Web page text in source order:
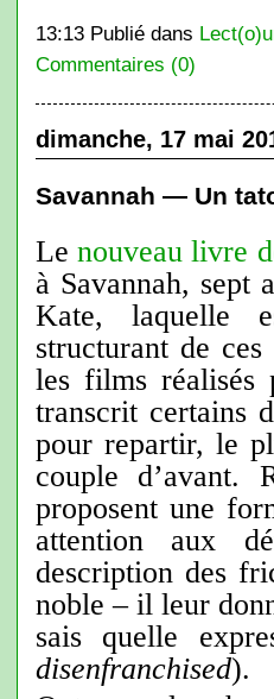
13:13 Publié dans
Commentaires (0)
dimanche, 17 mai
Savannah — Un
Le nouveau livre
à Savannah, sept
Kate, laquelle
structurant de
les films
transcrit certains
pour repartir, le
couple d’avant.
proposent une
attention aux
description des
noble – il leur
sais quelle
disenfranchised).